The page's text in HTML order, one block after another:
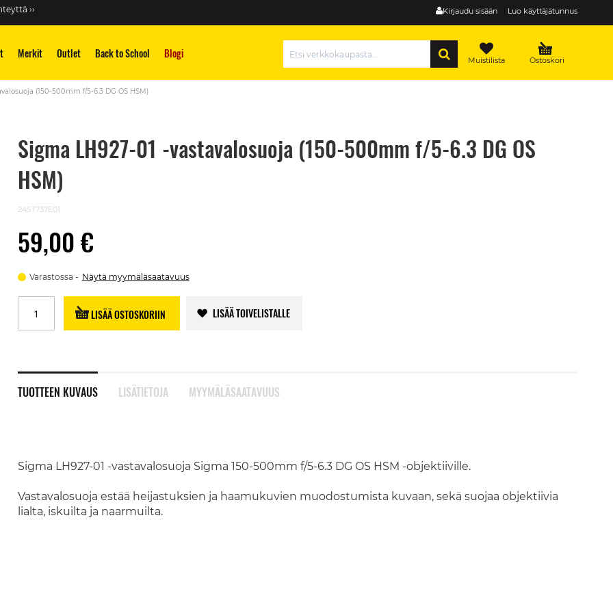
Kirjaudu sisään Luo käyttäjätunnus
››
Merkit Outlet Back to School Blogi Ostoskori
Muistilista
(150-500mm f/5-6.3 DG OS HSM)
Sigma LH927-01 -vastavalosuoja (150-500mm f/5-6.3 DG OS
HSM)
24ST737E01
59,00 €
Varastossa Näytä myymäläsaatavuus
LISÄÄ OSTOSKORIIN LISÄÄ TOIVELISTALLE
TUOTTEEN KUVAUS
Sigma LH927-01 -vastavalosuoja Sigma 150-500mm f/5-6.3 DG OS HSM -objektiiville.
Vastavalosuoja estää heijastuksien ja haamukuvien muodostumista kuvaan, sekä suojaa objektiivia
lialta, iskuilta ja naarmuilta.
LISÄTIETOJA MYYMÄLÄSAATAVUUS